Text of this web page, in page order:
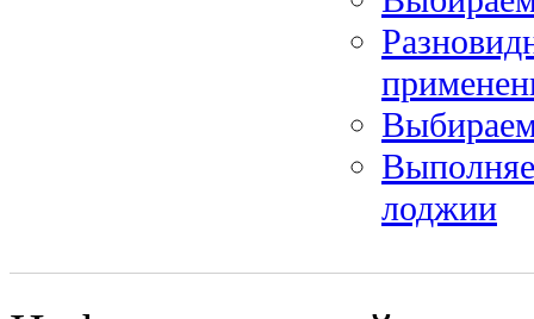
лоджии